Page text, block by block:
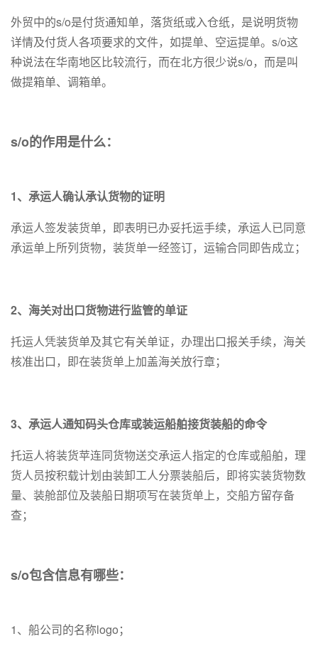
外贸中的s/o是付货通知单，落货纸或入仓纸，是说明货物
详情及付货人各项要求的文件，如提单、空运提单。s/o这
种说法在华南地区比较流行，而在北方很少说s/o，而是叫
做提箱单、调箱单。
s/o的作用是什么：
1、承运人确认承认货物的证明
承运人签发装货单，即表明已办妥托运手续，承运人已同意
承运单上所列货物，装货单一经签订，运输合同即告成立；
2、海关对出口货物进行监管的单证
托运人凭装货单及其它有关单证，办理出口报关手续，海关
核准出口，即在装货单上加盖海关放行章；
3、承运人通知码头仓库或装运船舶接货装船的命令
托运人将装货苹连同货物送交承运人指定的仓库或船舶，理
货人员按积载计划由装卸工人分票装船后，即将实装货物数
量、装舱部位及装船日期项写在装货单上，交船方留存备
查；
s/o包含信息有哪些：
1、船公司的名称logo；